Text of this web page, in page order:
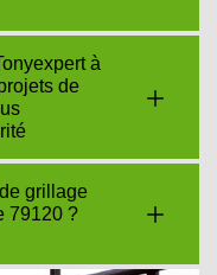
à
de
grillage
79120 ?